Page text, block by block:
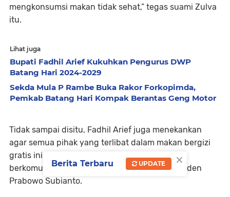
mengkonsumsi makan tidak sehat,” tegas suami Zulva
itu.
Lihat juga
Bupati Fadhil Arief Kukuhkan Pengurus DWP
Batang Hari 2024-2029
Sekda Mula P Rambe Buka Rakor Forkopimda,
Pemkab Batang Hari Kompak Berantas Geng Motor
Tidak sampai disitu, Fadhil Arief juga menekankan
agar semua pihak yang terlibat dalam makan bergizi
gratis ini untuk tetap berkolaborasi serta
berkomunikasi, guna kelancaran progam Presiden
Prabowo Subianto.
×
Berita Terbaru UPDATE